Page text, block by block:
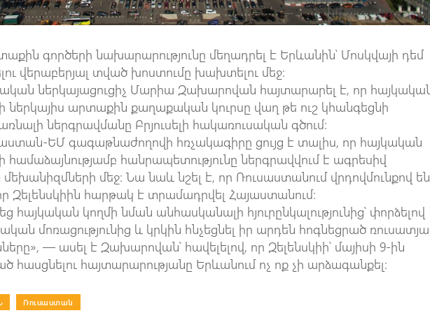
գործերի նախարարությունը մեղադրել է Երևանին՝ Մոսկվայի դեմ
վերաբերյալ տված խոստումը խախտելու մեջ։
ներկայացուցիչ Մարիա Զախարովան հայտարարել է, որ
ներկայիս արտաքին քաղաքական կուրսը վաղ թե ուշ կհանգեցնի
ներգրավմանը Բրյուսելի հակառուսական գծում։
ԵՄ գագաթնաժողովի հռչակագիրը ցույց է տալիս, որ հայկական
համաձայնությամբ հանրապետությունը ներգրավվում է ագրեսիվ
մեջ։ Նա նաև նշել է, որ Ռուսաստանում վրդովմունքով են
Զելենսկիին հարթակ է տրամադրվել Հայաստանում։
հայկական կողմի նման անհասկանալի հյուրընկալությունից՝ փորձելով
մոռացությունից և կրկին հնչեցնել իր արդեն հոգնեցրած
— ասել է Զախարովան՝ հավելելով, որ Զելենսկիի՝ մայիսի 9-ին
հասցնելու հայտարարությանը Երևանում ոչ ոք չի արձագանքել։
Ռուսաստան